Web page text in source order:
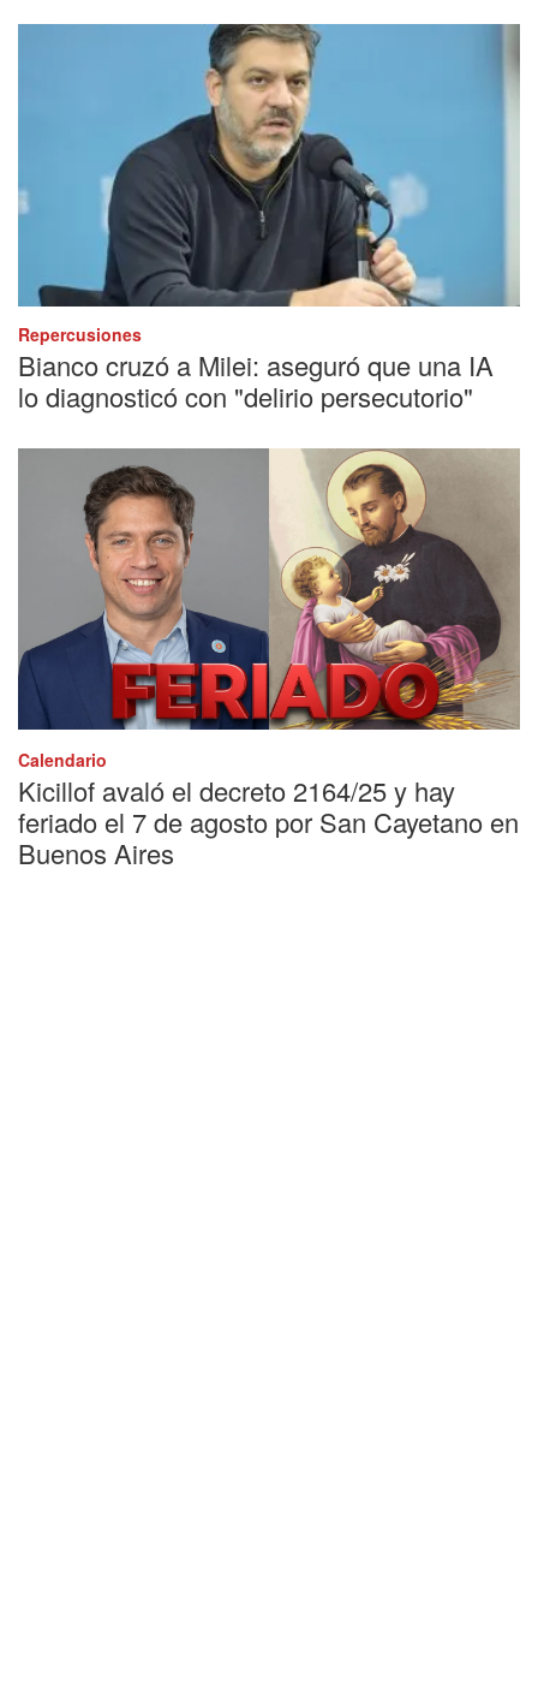
Repercusiones
Bianco cruzó a Milei: aseguró que una IA
lo diagnosticó con "delirio persecutorio"
Calendario
Kicillof avaló el decreto 2164/25 y hay
feriado el 7 de agosto por San Cayetano en
Buenos Aires